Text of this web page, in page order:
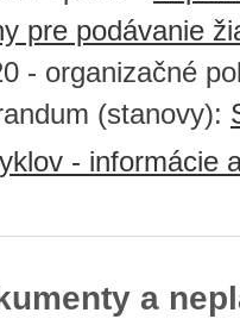
pre podávanie
- organizačné
(stanovy):
- informácie
a